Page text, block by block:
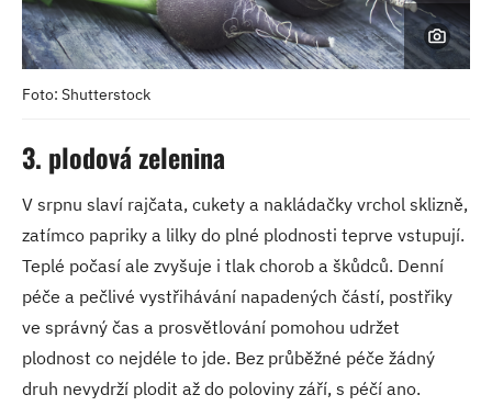
Foto: Shutterstock
3. plodová zelenina
V srpnu slaví rajčata, cukety a nakládačky vrchol sklizně,
zatímco papriky a lilky do plné plodnosti teprve vstupují.
Teplé počasí ale zvyšuje i tlak chorob a škůdců. Denní
péče a pečlivé vystřihávání napadených částí, postřiky
ve správný čas a prosvětlování pomohou udržet
plodnost co nejdéle to jde. Bez průběžné péče žádný
druh nevydrží plodit až do poloviny září, s péčí ano.